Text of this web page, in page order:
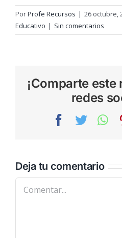
PorProfe Recursos | 26 octubre,
Educativo | Sin comentarios
¡Comparte
redes
Facebook
Twitter
Deja tu comentario
Comentar